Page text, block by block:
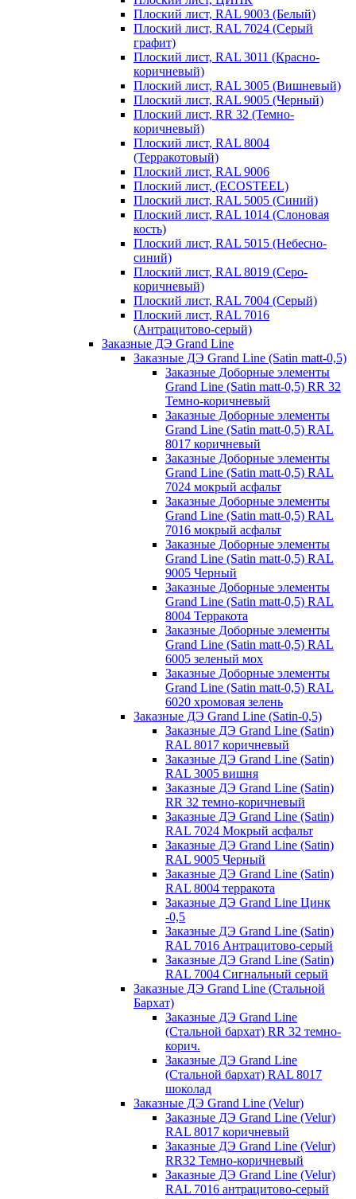
Плоский лист, RAL 9003 (Белый)
Плоский лист, RAL 7024 (Серый
графит)
Плоский лист, RAL 3011 (Красно-
коричневый)
Плоский лист, RAL 3005 (Вишневый)
Плоский лист, RAL 9005 (Черный)
Плоский лист, RR 32 (Темно-
коричневый)
Плоский лист, RAL 8004
(Терракотовый)
Плоский лист, RAL 9006
Плоский лист, (ECOSTEEL)
Плоский лист, RAL 5005 (Синий)
Плоский лист, RAL 1014 (Слоновая
кость)
Плоский лист, RAL 5015 (Небесно-
синий)
Плоский лист, RAL 8019 (Серо-
коричневый)
Плоский лист, RAL 7004 (Серый)
Плоский лист, RAL 7016
(Антрацитово-серый)
Заказные ДЭ Grand Line
Заказные ДЭ Grand Line (Satin matt-0,5)
Заказные Доборные элементы
Grand Line (Satin matt-0,5) RR 32
Темно-коричневый
Заказные Доборные элементы
Grand Line (Satin matt-0,5) RAL
8017 коричневый
Заказные Доборные элементы
Grand Line (Satin matt-0,5) RAL
7024 мокрый асфальт
Заказные Доборные элементы
Grand Line (Satin matt-0,5) RAL
7016 мокрый асфальт
Заказные Доборные элементы
Grand Line (Satin matt-0,5) RAL
9005 Черный
Заказные Доборные элементы
Grand Line (Satin matt-0,5) RAL
8004 Терракота
Заказные Доборные элементы
Grand Line (Satin matt-0,5) RAL
6005 зеленый мох
Заказные Доборные элементы
Grand Line (Satin matt-0,5) RAL
6020 хромовая зелень
Заказные ДЭ Grand Line (Satin-0,5)
Заказные ДЭ Grand Line (Satin)
RAL 8017 коричневый
Заказные ДЭ Grand Line (Satin)
RAL 3005 вишня
Заказные ДЭ Grand Line (Satin)
RR 32 темно-коричневый
Заказные ДЭ Grand Line (Satin)
RAL 7024 Мокрый асфальт
Заказные ДЭ Grand Line (Satin)
RAL 9005 Черный
Заказные ДЭ Grand Line (Satin)
RAL 8004 терракота
Заказные ДЭ Grand Line Цинк
-0,5
Заказные ДЭ Grand Line (Satin)
RAL 7016 Антрацитово-серый
Заказные ДЭ Grand Line (Satin)
RAL 7004 Сигнальный серый
Заказные ДЭ Grand Line (Стальной
Бархат)
Заказные ДЭ Grand Line
(Стальной бархат) RR 32 темно-
корич.
Заказные ДЭ Grand Line
(Стальной бархат) RAL 8017
шоколад
Заказные ДЭ Grand Line (Velur)
Заказные ДЭ Grand Line (Velur)
RAL 8017 коричневый
Заказные ДЭ Grand Line (Velur)
RR32 Темно-коричневый
Заказные ДЭ Grand Line (Velur)
RAL 7016 антрацитово-серый